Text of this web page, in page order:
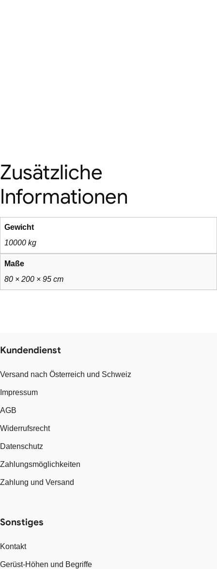
Zusätzliche
Informationen
Gewicht
10000 kg
Maße
80 × 200 × 95 cm
Kundendienst
Versand nach Österreich und Schweiz
Impressum
AGB
Widerrufsrecht
Datenschutz
Zahlungsmöglichkeiten
Zahlung und Versand
Sonstiges
Kontakt
Gerüst-Höhen und Begriffe